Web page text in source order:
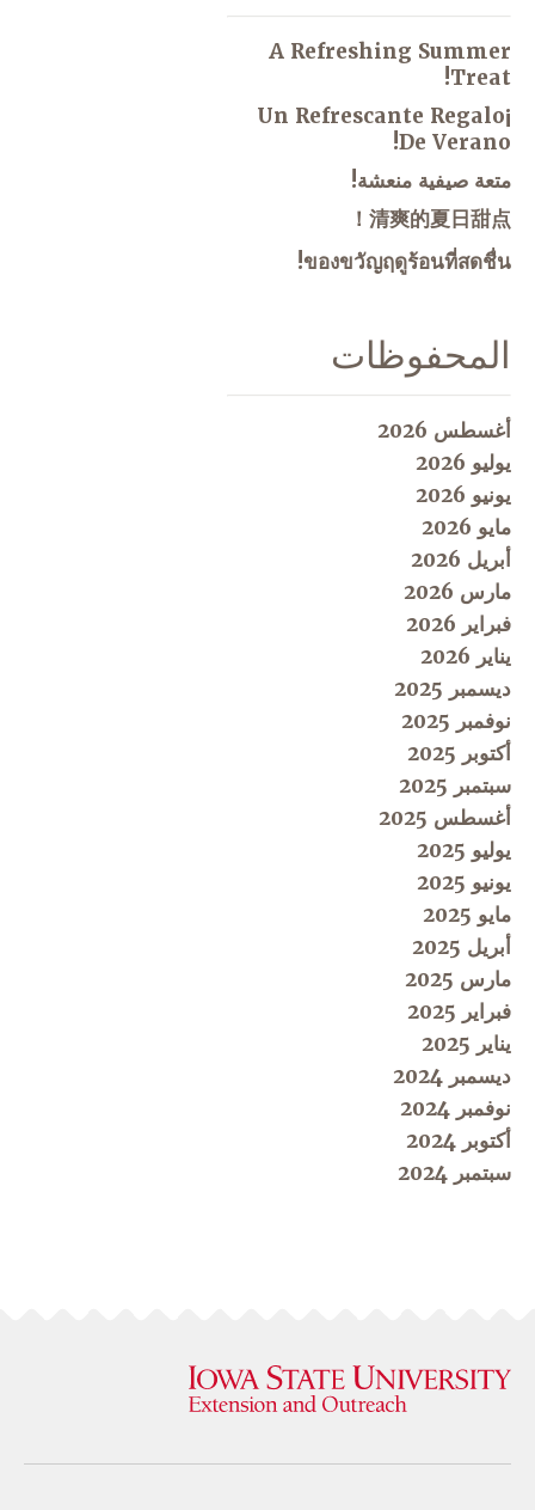
A Refreshing Summer
Treat!
¡Un Refrescante Regalo
De Verano!
متعة صيفية منعشة!
清爽的夏日甜点！
ของขวัญฤดูร้อนที่สดชื่น!
المحفوظات
أغسطس 2026
يوليو 2026
يونيو 2026
مايو 2026
أبريل 2026
مارس 2026
فبراير 2026
يناير 2026
ديسمبر 2025
نوفمبر 2025
أكتوبر 2025
سبتمبر 2025
أغسطس 2025
يوليو 2025
يونيو 2025
مايو 2025
أبريل 2025
مارس 2025
فبراير 2025
يناير 2025
ديسمبر 2024
نوفمبر 2024
أكتوبر 2024
سبتمبر 2024